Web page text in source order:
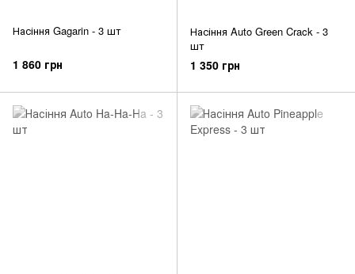
Насіння Gagarin - 3 шт
1 860 грн
Насіння Auto Green Crack - 3
шт
1 350 грн